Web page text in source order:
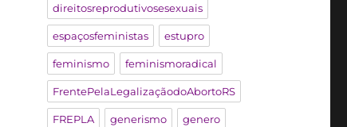
direitosreprodutivosesexuais
espaçosfeministas estupro
feminismo feminismoradical
FrentePelaLegalizaçãodoAbortoRS
FREPLA generismo genero